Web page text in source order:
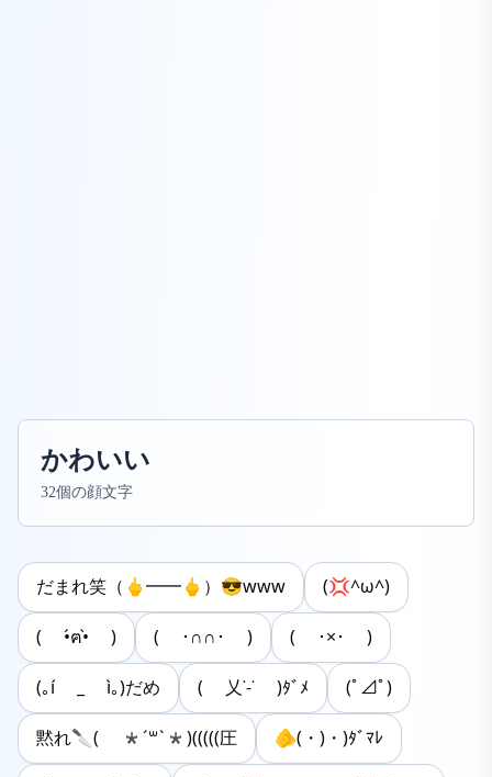
かわいい
32個の顔文字
だまれ笑（🖕━━🖕）😎www (💢^ω^)
( •́ฅ•̀ ) ( ･∩∩･ ) ( ･×･ )
(｡í _ ì｡)だめ ( 乂˙-˙ )ﾀﾞﾒ (ﾟ⊿ﾟ)
黙れ🔪( *´꒳`*)(((((圧 🫵(・)・)ﾀﾞﾏﾚ